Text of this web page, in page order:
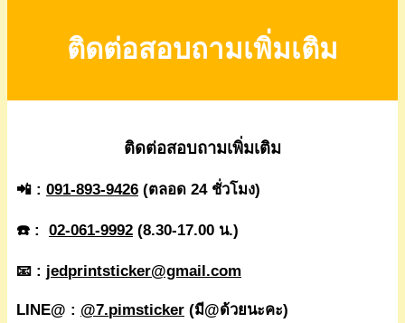
ติดต่อสอบถามเพิ่มเติม
ติดต่อสอบถามเพิ่มเติม
📲 : 091-893-9426 (ตลอด 24 ชั่วโมง)
☎️ : 02-061-9992 (8.30-17.00 น.)
📧 : jedprintsticker@gmail.com
LINE@ : @7.pimsticker (มี@ด้วยนะคะ)